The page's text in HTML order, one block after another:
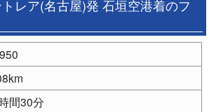
レア(名古屋)発 石垣空港着のフ
間30分